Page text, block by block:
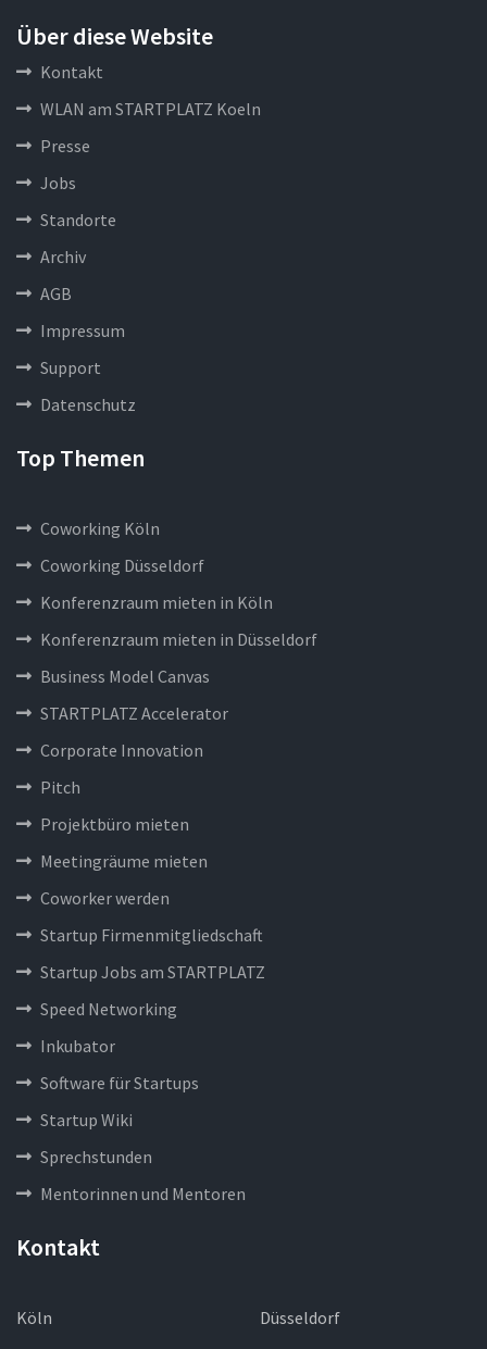
Über diese Website
Kontakt
WLAN am STARTPLATZ Koeln
Presse
Jobs
Standorte
Archiv
AGB
Impressum
Support
Datenschutz
Top Themen
Coworking Köln
Coworking Düsseldorf
Konferenzraum mieten in Köln
Konferenzraum mieten in Düsseldorf
Business Model Canvas
STARTPLATZ Accelerator
Corporate Innovation
Pitch
Projektbüro mieten
Meetingräume mieten
Coworker werden
Startup Firmenmitgliedschaft
Startup Jobs am STARTPLATZ
Speed Networking
Inkubator
Software für Startups
Startup Wiki
Sprechstunden
Mentorinnen und Mentoren
Kontakt
Köln
Düsseldorf